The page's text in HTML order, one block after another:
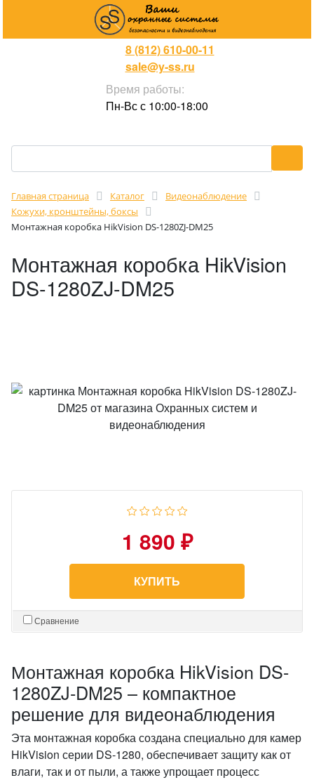
8 (812) 610-00-11
sale@y-ss.ru
Время работы:
Пн-Вс с 10:00-18:00
Главная страница Каталог
Видеонаблюдение
Кожухи, кронштейны, боксы
Монтажная коробка HikVision DS-1280ZJ-DM25
Монтажная коробка HikVision
DS-1280ZJ-DM25
1 890 ₽
КУПИТЬ
Сравнение
Монтажная коробка HikVision DS-
1280ZJ-DM25 – компактное
решение для видеонаблюдения
Эта монтажная коробка создана специально для камер
HikVision серии DS‑1280, обеспечивает защиту как от
влаги, так и от пыли, а также упрощает процесс